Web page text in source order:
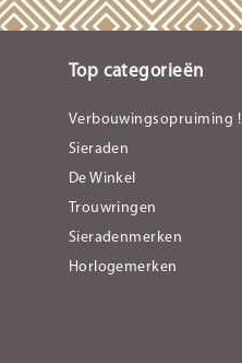
Top categorieën
Verbouwingsopruiming !
Sieraden
De Winkel
Trouwringen
Sieradenmerken
Horlogemerken